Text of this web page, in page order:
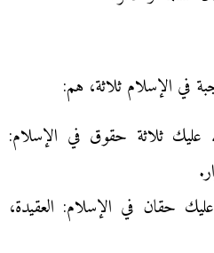
في الإسلام ثلاثة، هم:
عليك ثلاثة حقوق في الإسلام:
حقان في الإسلام: العقيدة،